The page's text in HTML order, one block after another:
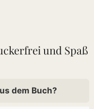
und Spaß
dem Buch?